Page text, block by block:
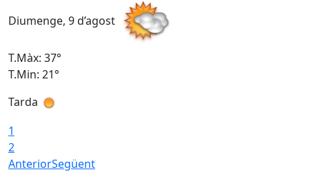
Diumenge, 9 d’agost
T.Màx: 37°
T.Min: 21°
Tarda
1
2
AnteriorSegüent